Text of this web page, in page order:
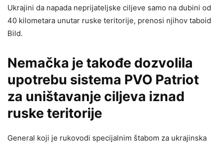
Ukrajini da napada neprijateljske ciljeve samo na dubini od
40 kilometara unutar ruske teritorije, prenosi njihov taboid
Bild.
Nemačka je takođe dozvolila
upotrebu sistema PVO Patriot
za uništavanje ciljeva iznad
ruske teritorije
General koji je rukovodi specijalnim štabom za ukrajinska